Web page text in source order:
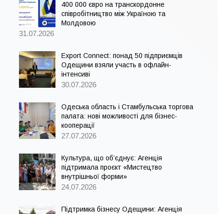
400 000 євро на транскордонне
співробітництво між Україною та
Молдовою
31.07.2026
Export Connect: понад 50 підприємців
Одещини взяли участь в офлайн-
інтенсиві
30.07.2026
Одеська область і Стамбульська торгова
палата: нові можливості для бізнес-
кооперації
27.07.2026
Культура, що об’єднує: Агенція
підтримала проєкт «Мистецтво
внутрішньої форми»
24.07.2026
Підтримка бізнесу Одещини: Агенція